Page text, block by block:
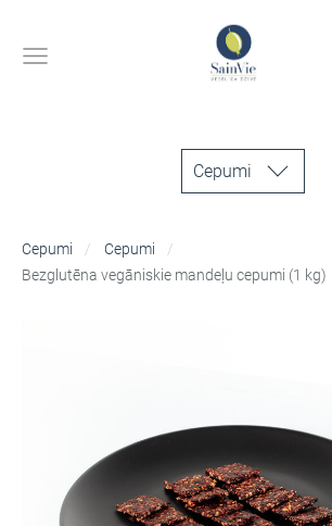
Cepumi
Cepumi
Cepumi
Bezglutēna vegāniskie mandeļu cepumi (1 kg)